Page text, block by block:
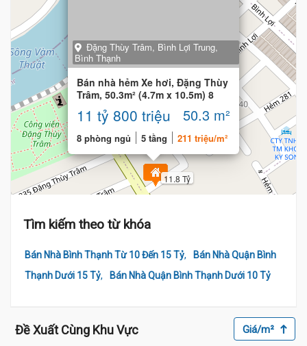
11.8 Tỷ
Đặng Thùy Trâm, Bình Lợi Trung,
Bình Thạnh
Bán nhà hẻm Xe hơi, Đặng Thùy
Trâm, 50.3m² (4.7m x 10.5m) 8
phòng CHDV
11 tỷ 800 triệu 50.3 m²
8 phòng ngủ 5 tầng 211 triệu/m²
Tìm kiếm theo từ khóa
Bán Nhà Bình Thạnh Từ 10 Đến 15 Tỷ,
Bán Nhà Quận Bình
Thạnh Dưới 15 Tỷ, Bán Nhà Quận Bình Thạnh Dưới 10 Tỷ
Đề Xuất Cùng Khu Vực Giá/m²